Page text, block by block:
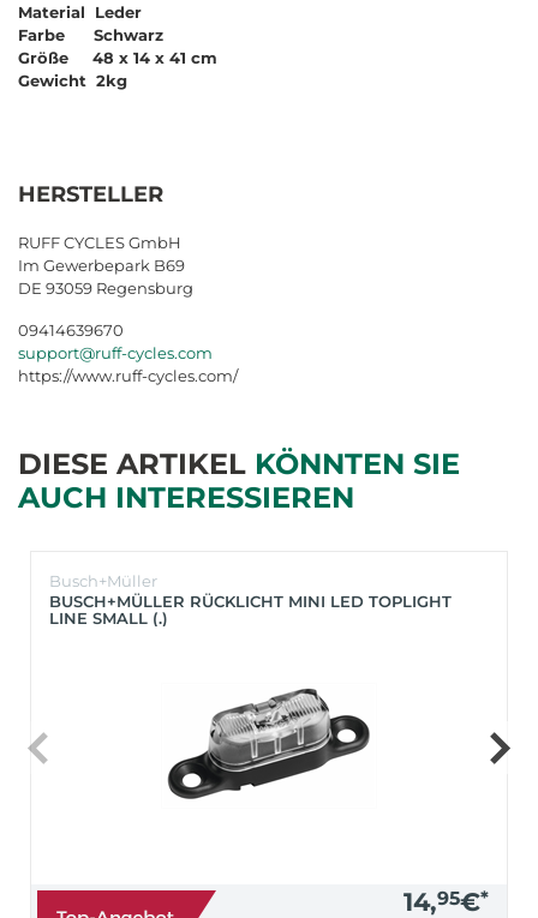
Material Leder
Farbe Schwarz
Größe 48 x 14 x 41 cm
Gewicht 2kg
HERSTELLER
RUFF CYCLES GmbH
Im Gewerbepark B69
DE 93059 Regensburg
09414639670
support@ruff-cycles.com
https://www.ruff-cycles.com/
DIESE ARTIKEL KÖNNTEN SIE
AUCH INTERESSIEREN
Busch+Müller
BUSCH+MÜLLER RÜCKLICHT MINI LED TOPLIGHT
LINE SMALL (.)
14,95€*